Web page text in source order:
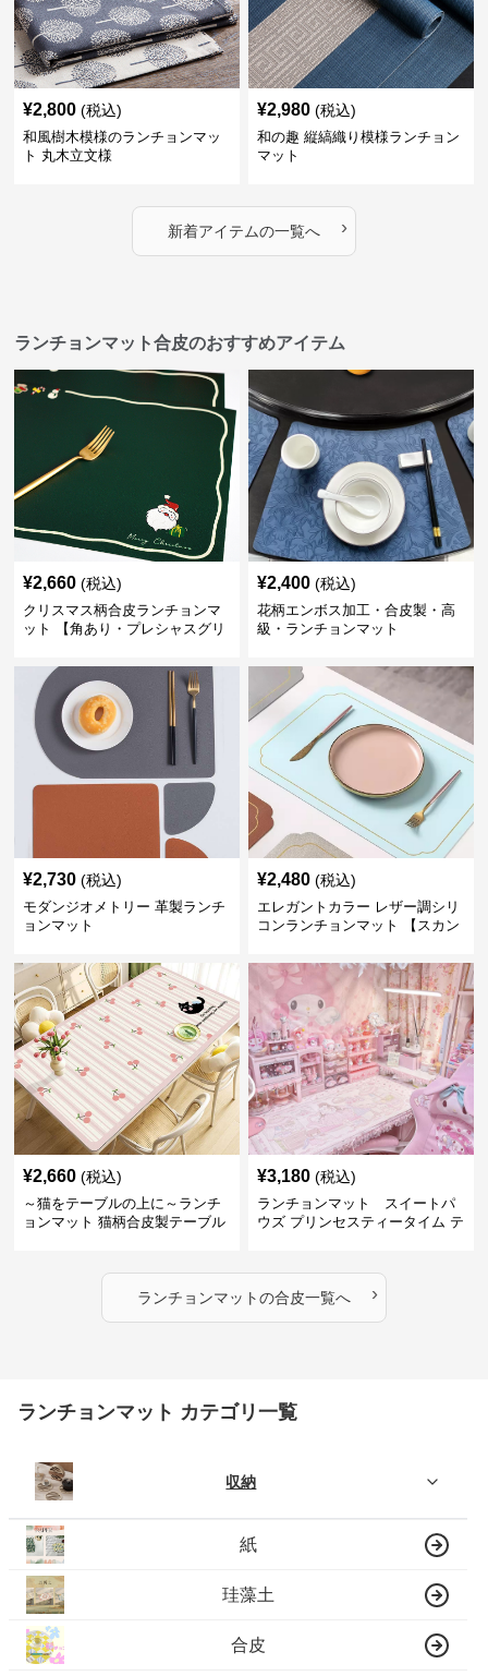
¥2,800 (税込)
和風樹木模様のランチョンマッ
ト 丸木立文様
¥2,980 (税込)
和の趣 縦縞織り模様ランチョン
マット
新着アイテムの一覧へ ›
ランチョンマット合皮のおすすめアイテム
¥2,660 (税込)
クリスマス柄合皮ランチョンマ
ット 【角あり・プレシャスグリ
¥2,400 (税込)
花柄エンボス加工・合皮製・高
級・ランチョンマット
¥2,730 (税込)
モダンジオメトリー 革製ランチ
ョンマット
¥2,480 (税込)
エレガントカラー レザー調シリ
コンランチョンマット 【スカン
¥2,660 (税込)
～猫をテーブルの上に～ランチ
ョンマット 猫柄合皮製テーブル
トセール皆様に良さを知ってほ
しい～ ～緊急300円引き～
¥3,180 (税込)
ランチョンマット スイートパ
ウズ プリンセスティータイム テ
ランチョンマットの合皮一覧へ ›
ランチョンマット カテゴリ一覧
収納
紙
珪藻土
合皮